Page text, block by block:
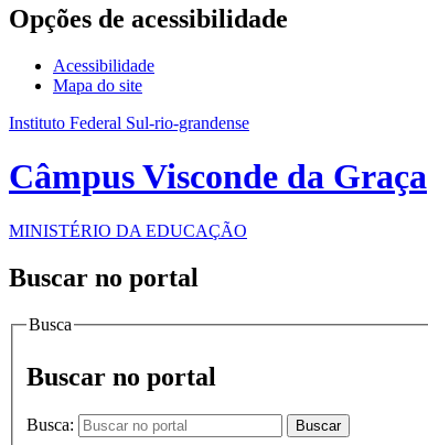
Opções de acessibilidade
Acessibilidade
Mapa do site
Instituto Federal Sul-rio-grandense
Câmpus Visconde da Graça
MINISTÉRIO DA EDUCAÇÃO
Buscar no portal
Busca
Buscar no portal
Busca: Buscar